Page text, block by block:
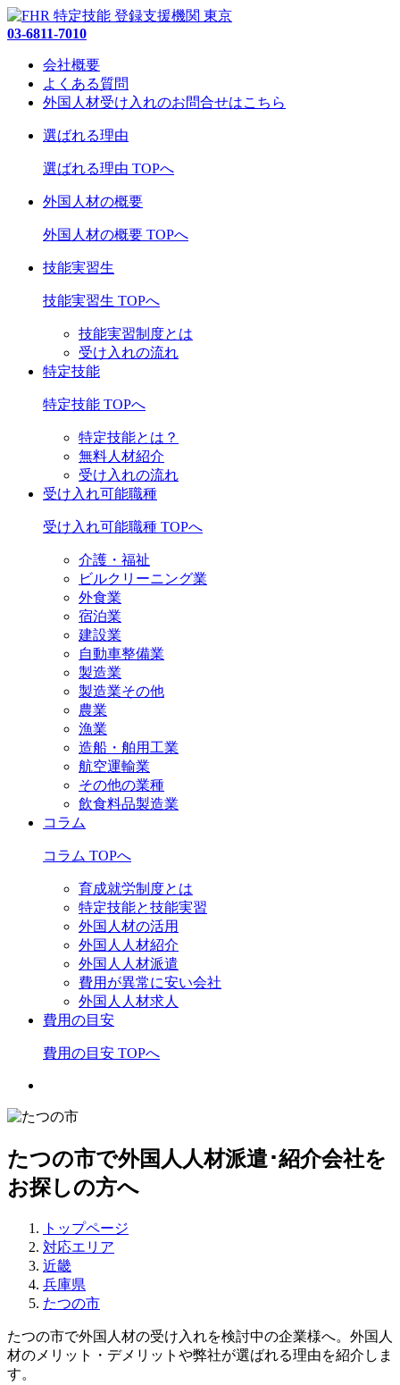
03-6811-7010
会社概要
よくある質問
外国人材受け入れのお問合せはこちら
選ばれる理由
選ばれる理由 TOPへ
外国人材の概要
外国人材の概要 TOPへ
技能実習生
技能実習生 TOPへ
技能実習制度とは
受け入れの流れ
特定技能
特定技能 TOPへ
特定技能とは？
無料人材紹介
受け入れの流れ
受け入れ可能職種
受け入れ可能職種 TOPへ
介護・福祉
ビルクリーニング業
外食業
宿泊業
建設業
自動車整備業
製造業
製造業その他
農業
漁業
造船・舶用工業
航空運輸業
その他の業種
飲食料品製造業
コラム
コラム TOPへ
育成就労制度とは
特定技能と技能実習
外国人材の活用
外国人人材紹介
外国人人材派遣
費用が異常に安い会社
外国人人材求人
費用の目安
費用の目安 TOPへ
たつの市で外国人人材派遣･紹介会社を
お探しの方へ
トップページ
対応エリア
近畿
兵庫県
たつの市
たつの市で外国人材の受け入れを検討中の企業様へ。外国人
材のメリット・デメリットや弊社が選ばれる理由を紹介しま
す。